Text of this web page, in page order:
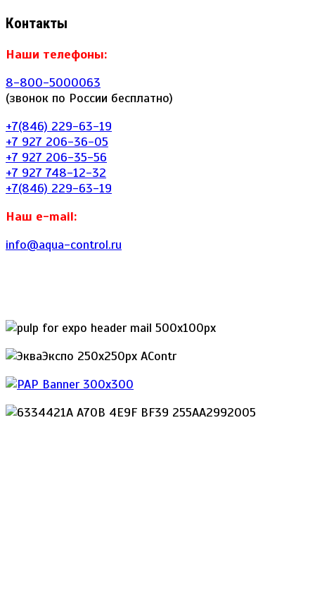
Контакты
Наши телефоны:
8-800-5000063
(звонок по России бесплатно)
+7(846) 229-63-19
+7 927 206-36-05
+7 927 206-35-56
+7 927 748-12-32
+7(846) 229-63-19
Наш e-mail:
info@aqua-control.ru